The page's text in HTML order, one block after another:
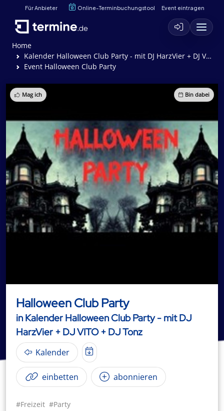
Für Anbieter Online-Terminbuchungstool Event eintragen
Home
Kalender Halloween Club Party - mit DJ HarzVier + DJ VITO + DJ Tonz
Event Halloween Club Party
Mag ich Bin dabei
Halloween Club Party
in Kalender Halloween Club Party - mit DJ
HarzVier + DJ VITO + DJ Tonz
Kalender
einbetten abonnieren
#Freizeit #Party